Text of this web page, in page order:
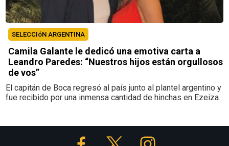
SELECCIóN ARGENTINA
Camila Galante le dedicó una emotiva carta a
Leandro Paredes: “Nuestros hijos están orgullosos
de vos”
El capitán de Boca regresó al país junto al plantel argentino y
fue recibido por una inmensa cantidad de hinchas en Ezeiza.